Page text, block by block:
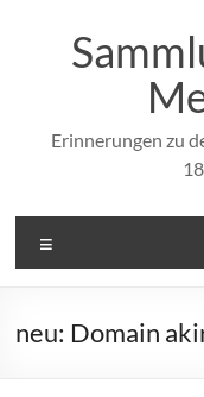
Erinnerungen zu
neu: Domain